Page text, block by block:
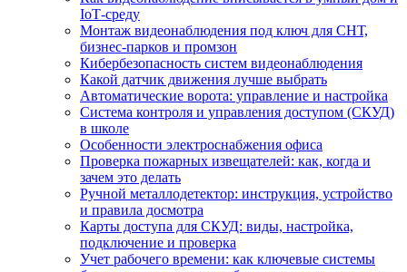
IoT‑среду
Монтаж видеонаблюдения под ключ для СНТ,
бизнес‑парков и промзон
Кибербезопасность систем видеонаблюдения
Какой датчик движения лучше выбрать
Автоматические ворота: управление и настройка
Система контроля и управления доступом (СКУД)
в школе
Особенности электроснабжения офиса
Проверка пожарных извещателей: как, когда и
зачем это делать
Ручной металлодетектор: инструкция, устройство
и правила досмотра
Карты доступа для СКУД: виды, настройка,
подключение и проверка
Учет рабочего времени: как ключевые системы